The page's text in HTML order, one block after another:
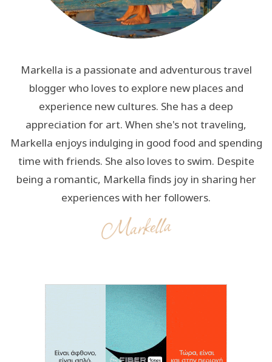
Markella is a passionate and adventurous travel
blogger who loves to explore new places and
experience new cultures. She has a deep
appreciation for art. When she's not traveling,
Markella enjoys indulging in good food and spending
time with friends. She also loves to swim. Despite
being a romantic, Markella finds joy in sharing her
experiences with her followers.